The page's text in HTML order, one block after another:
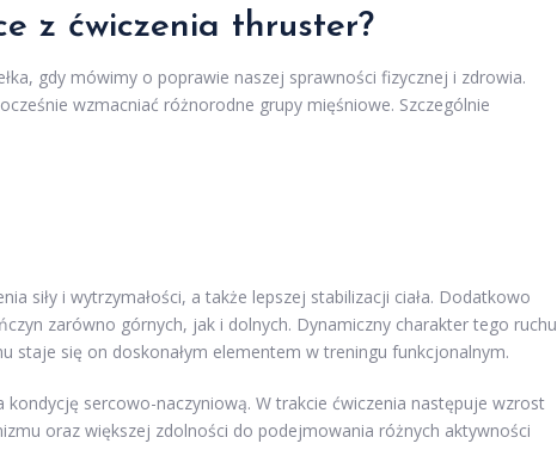
z ćwiczenia thruster?
gdy mówimy o poprawie naszej sprawności fizycznej i zdrowia.
wzmacniać różnorodne grupy mięśniowe. Szczególnie
siły i wytrzymałości, a także lepszej stabilizacji ciała. Dodatkowo
zarówno górnych, jak i dolnych. Dynamiczny charakter tego ruchu
staje się on doskonałym elementem w treningu funkcjonalnym.
kondycję sercowo-naczyniową. W trakcie ćwiczenia następuje wzrost
oraz większej zdolności do podejmowania różnych aktywności